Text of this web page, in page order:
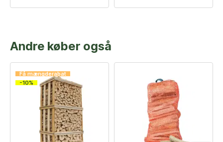
Andre køber også
Få mængderabat
-10%